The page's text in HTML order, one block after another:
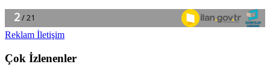
Reklam İletişim
Çok İzlenenler